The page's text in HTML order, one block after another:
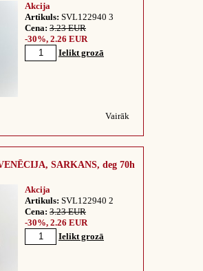
Akcija
Artikuls: SVL122940 3
Cena: 3.23 EUR
-30%, 2.26 EUR
Ielikt grozā
Vairāk
SARKANS, deg 70h
Akcija
Artikuls: SVL122940 2
Cena: 3.23 EUR
-30%, 2.26 EUR
Ielikt grozā